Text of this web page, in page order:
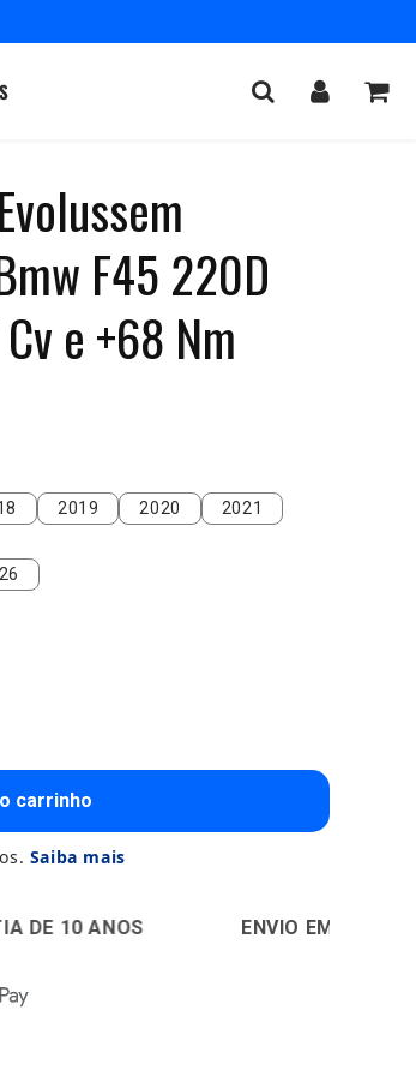
F45 220D
e +68 Nm
2019
2019 2020
2020 2021
2021
carrinho
Saiba mais
🚚ENVIO EM 24H 🔒